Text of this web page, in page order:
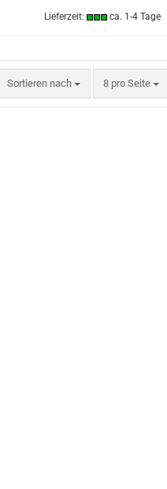
Lieferzeit: ca. 1-4 Tage
Sortieren nach
Sortieren nach 8 pro Seite
pro Seite